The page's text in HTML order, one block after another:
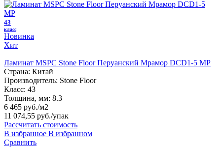
43
класс
Новинка
Хит
Ламинат MSPC Stone Floor Перуанский Мрамор DCD1-5 MP
Страна: Китай
Производитель: Stone Floor
Класс: 43
Толщина, мм: 8.3
6 465 руб./м2
11 074,55 руб./упак
Рассчитать стоимость
В избранное В избранном
Сравнить